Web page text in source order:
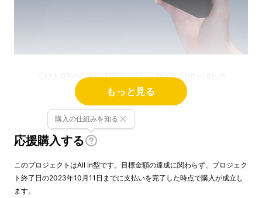
『SMARTCOBY TRIO』は一見10,000mAhの
モバイルバッテリーと見間違えるほどのサイズ
感。大容量モバイルバッテリーを使いたいけ
ど、とにかく大きくて使うのが億劫。そんな常
識を覆すべく生まれたCIOの新たなチャレンジ
です。
もっと見る
応援購入する
購入の仕組みを知る
このプロジェクトはAll in型です。目標金額の達成に関わらず、プロジェク
ト終了日の2023年10月11日までに支払いを完了した時点で購入が成立し
ます。